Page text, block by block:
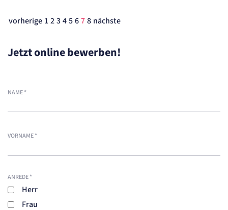
vorherige 12345678 nächste
Jetzt online bewerben!
NAME*
VORNAME*
ANREDE*
Herr
Frau